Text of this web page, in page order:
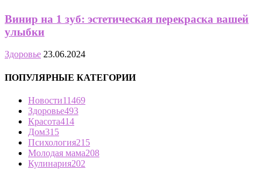
Винир на 1 зуб: эстетическая перекраска вашей
улыбки
Здоровье 23.06.2024
ПОПУЛЯРНЫЕ КАТЕГОРИИ
Новости11469
Здоровье493
Красота414
Дом315
Психология215
Молодая мама208
Кулинария202